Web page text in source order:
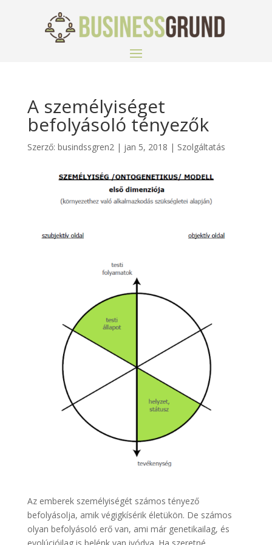
A személyiséget
befolyásoló tényezők
Szerző: busindssgren2| jan 5, 2018 | Szolgáltatás
Az emberek személyiségét számos tényező
befolyásolja, amik végigkísérik életükön. De számos
olyan befolyásoló erő van, ami már genetikailag, és